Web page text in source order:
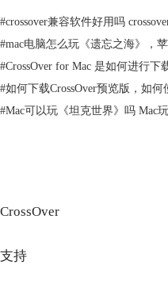
能直接找到，可以将鼠标移至“前
#crossover兼容软件好用吗
#mac电脑怎么玩《遗忘之海》，
#CrossOver for Mac 是如何进行下
#如何下载CrossOver预览版，如何
#Mac可以玩《坦克世界》吗 Mac
CrossOver
支持